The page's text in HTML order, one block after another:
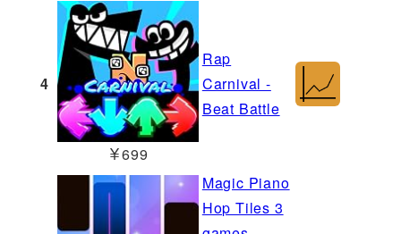
4
￥699
Rap
Carnival -
Beat Battle
Magic Piano
Hop Tiles 3